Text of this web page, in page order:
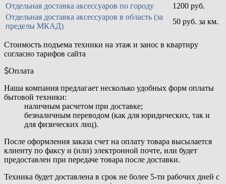
Отдельная доставка аксессуаров по городу
1200 руб.
Отдельная доставка аксессуаров в область (за
пределы МКАД)
50 руб. за км.
Стоимость подъема техники на этаж и занос в квартиру
согласно тарифов сайта
Оплата
Наша компания предлагает несколько удобных форм оплаты
бытовой техники:
наличным расчетом при доставке;
безналичным переводом (как для юридических, так и
для физических лиц).
После оформления заказа счет на оплату товара высылается
клиенту по факсу и (или) электронной почте, или будет
предоставлен при передаче товара после доставки.
Техника будет доставлена в срок не более 5-ти рабочих дней с